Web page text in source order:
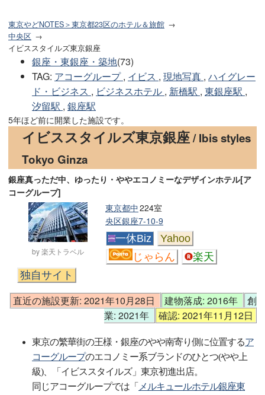
東京やどNOTES＞東京都23区のホテル＆旅館
中央区
イビススタイルズ東京銀座
銀座・東銀座・築地(73)
TAG: アコーグループ, イビス , 現地写真 , ハイグレー
ド・ビジネス , ビジネスホテル , 新橋駅 , 東銀座駅 ,
汐留駅 , 銀座駅
5年ほど前に開業した施設です。
イビススタイルズ東京銀座/ Ibis styles
Tokyo Ginza
銀座真っただ中、ゆったり・ややエコノミーなデザインホテル[ア
コーグループ]
by 楽天トラベル
224室
東京都中
央区銀座7-10-9
一休Biz
Yahoo
じゃらん
楽天
独自サイト
直近の施設更新: 2021年10月28日 建物落成: 2016年
創
業: 2021年
確認: 2021年11月12日
東京の繁華街の王様・銀座のやや南寄り側に位置するア
コーグループのエコノミー系ブランドのひとつ(やや上
級)、「イビススタイルズ」東京初進出店。
同じアコーグループでは「 メルキュールホテル銀座東